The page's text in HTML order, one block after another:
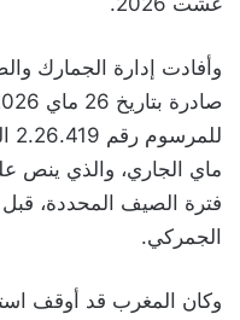
وأفادت إدارة الجمارك
ماي الجاري، والذي ينص
فترة الصيف المحددة، قبل
الجمركي.
وكان المغرب قد أوقف